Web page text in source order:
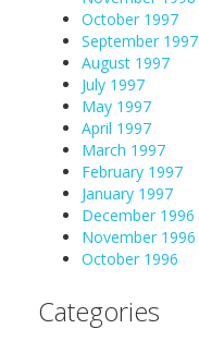
October 1997
September 1997
August 1997
July 1997
May 1997
April 1997
March 1997
February 1997
January 1997
December 1996
November 1996
October 1996
Categories